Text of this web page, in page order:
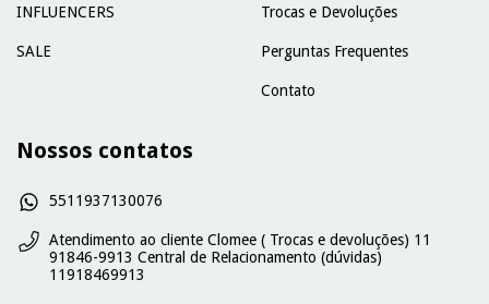
INFLUENCERS
SALE
Trocas e Devoluções
Perguntas Frequentes
Contato
Nossos contatos
5511937130076
Atendimento ao cliente Clomee ( Trocas e devoluções) 11
91846-9913 Central de Relacionamento (dúvidas)
11918469913